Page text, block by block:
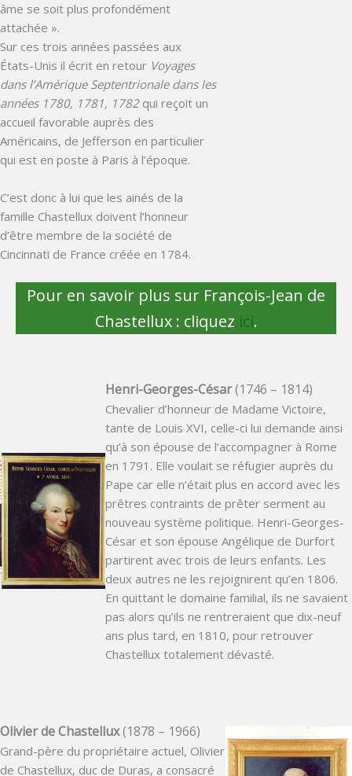
âme se soit plus profondément
attachée ».
Sur ces trois années passées aux
États-Unis il écrit en retour Voyages
dans l’Amérique Septentrionale dans les
années 1780, 1781, 1782qui reçoit un
accueil favorable auprès des
Américains, de Jefferson en particulier
qui est en poste à Paris à l’époque.
C’est donc à lui que les ainés de la
famille Chastellux doivent l’honneur
d’être membre de la société de
Cincinnati de France créée en 1784.
Pour en savoir plus sur François-Jean de
Chastellux : cliquez ici.
Henri-Georges-César(1746 – 1814)
Chevalier d’honneur de Madame Victoire,
tante de Louis XVI, celle-ci lui demande ainsi
qu’à son épouse de l’accompagner à Rome
en 1791. Elle voulait se réfugier auprès du
Pape car elle n’était plus en accord avec les
prêtres contraints de prêter serment au
nouveau système politique. Henri-Georges-
César et son épouse Angélique de Durfort
partirent avec trois de leurs enfants. Les
deux autres ne les rejoignirent qu’en 1806.
En quittant le domaine familial, ils ne savaient
pas alors qu’ils ne rentreraient que dix-neuf
ans plus tard, en 1810, pour retrouver
Chastellux totalement dévasté.
Olivier de Chastellux(1878 – 1966)
Grand-père du propriétaire actuel, Olivier
de Chastellux, duc de Duras, a consacré